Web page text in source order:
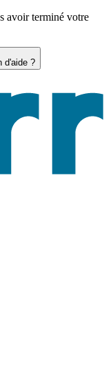
avoir terminé votre
d'aide ?